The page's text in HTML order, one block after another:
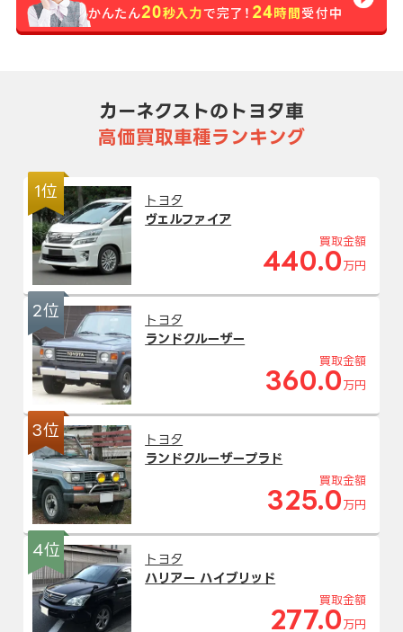
カーネクストのトヨタ車
高価買取車種ランキング
1位
トヨタ
ヴェルファイア
買取金額
440.0 万円
2位
トヨタ
ランドクルーザー
買取金額
360.0 万円
3位
トヨタ
ランドクルーザープラド
買取金額
325.0 万円
4位
トヨタ
ハリアー ハイブリッド
買取金額
277.0 万円